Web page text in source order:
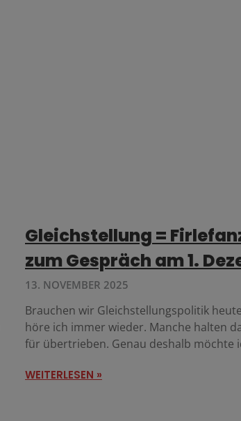
Gleichstellung =
zum Gespräch am 1.
13. NOVEMBER 2025
Brauchen wir Gleichstellungspolitik
höre ich immer wieder. Manche halten
für übertrieben. Genau deshalb möchte
WEITERLESEN »